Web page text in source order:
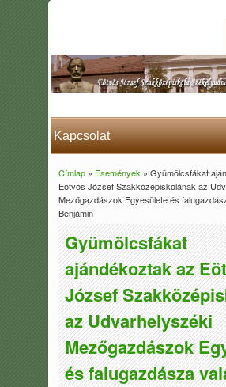
Jelenlegi hely
Címlap» Események » Gyümölcsfákat
Eötvös József Szakközépiskolának az
Mezőgazdászok Egyesülete és
Benjámin
Gyümölcsfákat
ajándékoztak az
József
az Udvarhelyszéki
Mezőgazdászok
és falugazdásza